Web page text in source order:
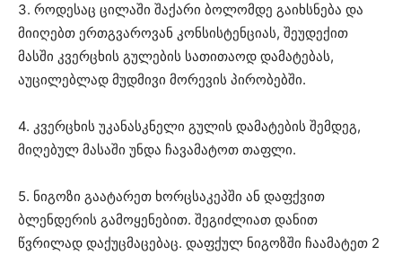
3. როდესაც ცილაში შაქარი ბოლომდე გაიხსნება და
მიიღებთ ერთგვაროვან კონსისტენციას, შეუდექით
მასში კვერცხის გულების სათითაოდ დამატებას,
აუცილებლად მუდმივი მორევის პირობებში.
4. კვერცხის უკანასკნელი გულის დამატების შემდეგ,
მიღებულ მასაში უნდა ჩავამატოთ თაფლი.
5. ნიგოზი გაატარეთ ხორცსაკეპში ან დაფქვით
ბლენდერის გამოყენებით. შეგიძლიათ დანით
წვრილად დაქუცმაცებაც. დაფქულ ნიგოზში ჩაამატეთ 2